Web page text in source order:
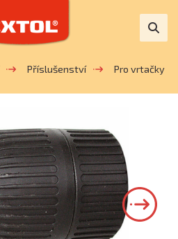
Příslušenství Pro vrtačky